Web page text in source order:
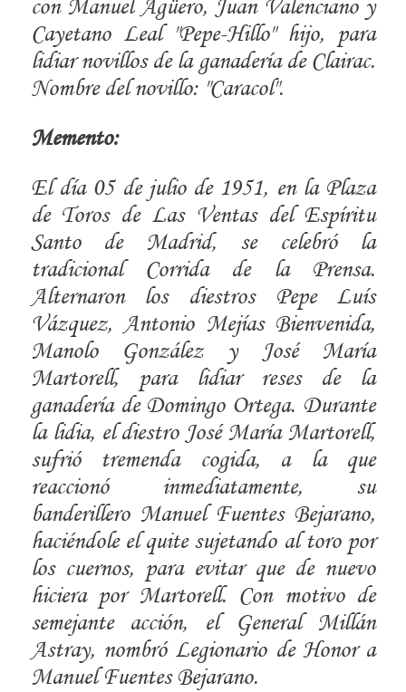
Cayetano Leal "Pepe-Hillo" hijo, para
lidiar novillos de la ganadería de Clairac.
Nombre del novillo: "Caracol".
Memento:
El día 05 de julio de 1951, en la Plaza
de Toros de Las Ventas del Espíritu
Santo de Madrid, se celebró la
tradicional Corrida de la Prensa.
Alternaron los diestros Pepe Luís
Vázquez, Antonio Mejías Bienvenida,
Manolo González y José María
Martorell, para lidiar reses de la
ganadería de Domingo Ortega. Durante
la lidia, el diestro José María Martorell,
sufrió tremenda cogida, a la que
reaccionó inmediatamente, su
banderillero Manuel Fuentes Bejarano,
haciéndole el quite sujetando al toro por
los cuernos, para evitar que de nuevo
hiciera por Martorell. Con motivo de
semejante acción, el General Millán
Astray, nombró Legionario de Honor a
Manuel Fuentes Bejarano.